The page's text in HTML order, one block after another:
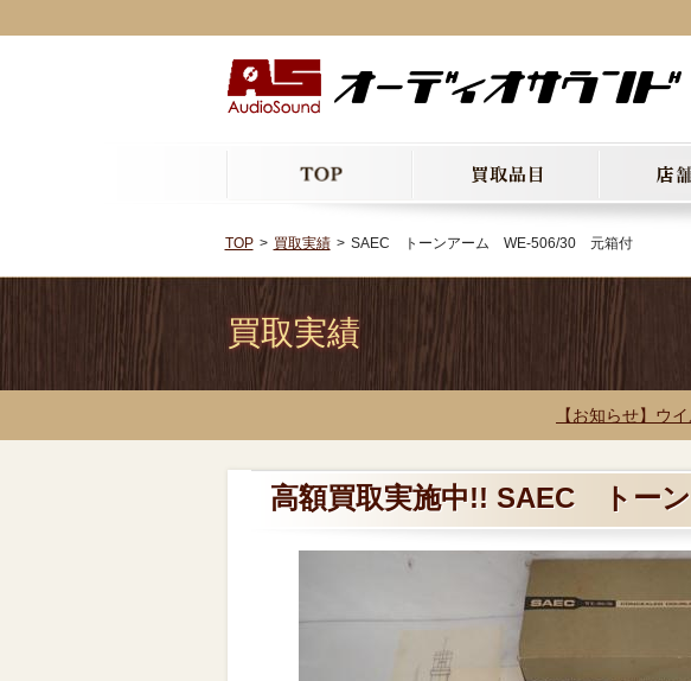
TOP 買取実績 SAEC トーンアーム WE-506/30 元箱付
買取実績
【お知らせ】ウ
高額買取実施中!! SAEC トー